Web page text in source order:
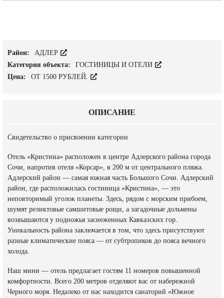
Район:
АДЛЕР
Категория объекта:
ГОСТИНИЦЫ И ОТЕЛИ
Цена:
ОТ 1500 РУБЛЕЙ.
ОПИСАНИЕ
Свидетельство о присвоении категории
Отель «Кристина» расположен в центре Адлерского района города
Сочи, напротив отеля «Корсар», в 200 м от центрального пляжа.
Адлерский район — самая южная часть Большого Сочи. Адлерский
район, где расположилась гостиница «Кристина», — это
неповторимый уголок планеты. Здесь, рядом с морским прибоем,
шумят реликтовые самшитовые рощи, а загадочные дольмены
возвышаются у подножья заснеженных Кавказских гор.
Уникальность района заключается в том, что здесь присутствуют
разные климатические пояса — от субтропиков до пояса вечного
холода.
Наш мини — отель предлагает гостям 11 номеров повышенной
комфортности. Всего 200 метров отделяют вас от набережной
Черного моря. Недалеко от нас находится санаторий «Южное